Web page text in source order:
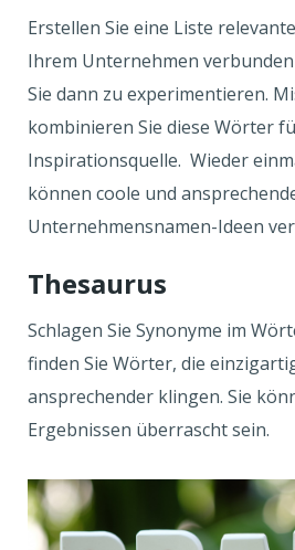
Erstellen Sie eine Liste
Ihrem Unternehmen
Sie dann zu experimentieren.
kombinieren Sie diese Wörter
Inspirationsquelle. Wieder
können coole und
Unternehmensnamen-Ideen
Thesaurus
Schlagen Sie Synonyme im
finden Sie Wörter, die
ansprechender klingen. Sie
Ergebnissen überrascht sein.